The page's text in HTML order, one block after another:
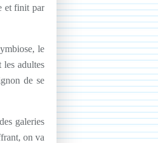
et finit par
le
adultes
de se
galeries
on va